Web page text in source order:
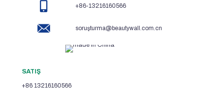
+86-13216160566
soruşturma@beautywall.com.cn
SATIŞ
+86 13216160566